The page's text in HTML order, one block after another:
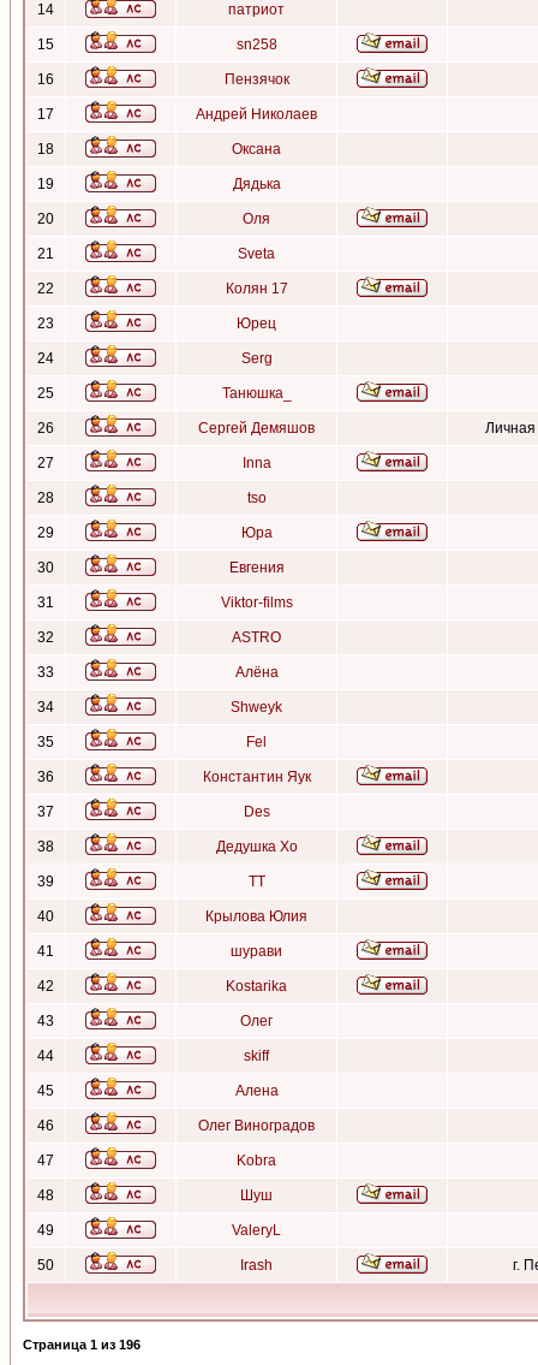
14 патриот
15 sn258
16 Пензячок
17 Андрей Николаев
18 Оксана
19 Дядька
20 Оля
21 Sveta
22 Колян 17
23 Юрец
24 Serg
25 Танюшка_
26 Сергей Демяшов Личная
27 Inna
28 tso
29 Юра
30 Евгения
31 Viktor-films
32 ASTRO
33 Алёна
34 Shweyk
35 Fel
36 Константин Яук
37 Des
38 Дедушка Хо
39 ТТ
40 Крылова Юлия
41 шурави
42 Kostarika
43 Олег
44 skiff
45 Алена
46 Олег Виноградов
47 Kobra
48 Шуш
49 ValeryL
50 Irash г.
Страница 1 из 196